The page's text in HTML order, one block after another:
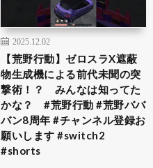
2025.12.02
【荒野行動】ゼロスラX遮蔽
物生成機による前代未聞の突
撃術！？ みんなは知ってた
かな？ #荒野行動 #荒野ババ
バン8周年 #チャンネル登録お
願いします #switch2
#shorts